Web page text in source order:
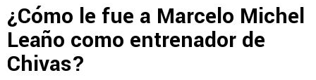
¿Cómo le fue a Marcelo Michel
Leaño como entrenador de
Chivas?